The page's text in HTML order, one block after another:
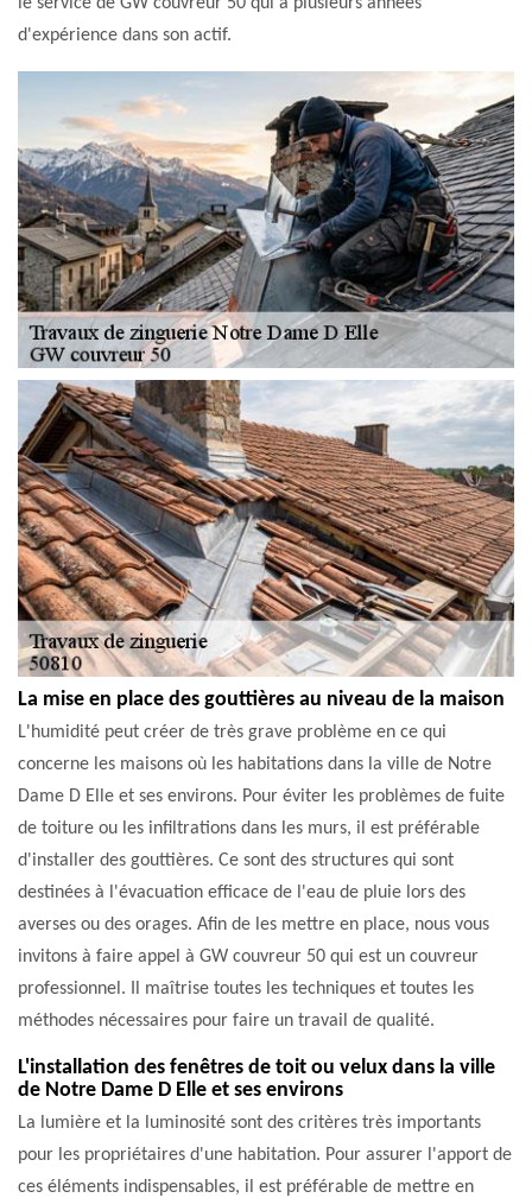
d'expérience dans son actif.
La mise en place des gouttières au niveau de la maison
L'humidité peut créer de très grave problème en ce qui
concerne les maisons où les habitations dans la ville de Notre
Dame D Elle et ses environs. Pour éviter les problèmes de fuite
de toiture ou les infiltrations dans les murs, il est préférable
d'installer des gouttières. Ce sont des structures qui sont
destinées à l'évacuation efficace de l'eau de pluie lors des
averses ou des orages. Afin de les mettre en place, nous vous
invitons à faire appel à GW couvreur 50 qui est un couvreur
professionnel. Il maîtrise toutes les techniques et toutes les
méthodes nécessaires pour faire un travail de qualité.
L'installation des fenêtres de toit ou velux dans la ville
de Notre Dame D Elle et ses environs
La lumière et la luminosité sont des critères très importants
pour les propriétaires d'une habitation. Pour assurer l'apport de
ces éléments indispensables, il est préférable de mettre en